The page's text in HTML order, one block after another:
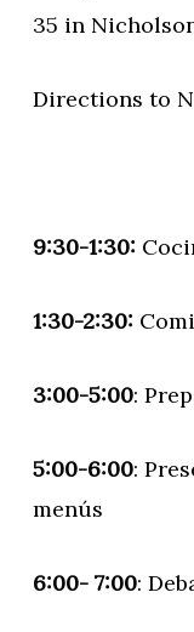
35 in
Directions to
9:30-1:30:
1:30-2:30:
3:00-5:00:
5:00-6:00:
menús
6:00- 7:00: